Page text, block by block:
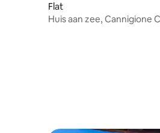
Flat
Huis aan zee, Cannigione